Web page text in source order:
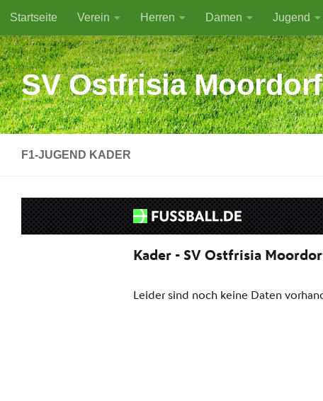
Zum Inhalt springen
Startseite Verein Herren Damen Jugend
SV Ostfrisia Moordorf
F1-JUGEND KADER